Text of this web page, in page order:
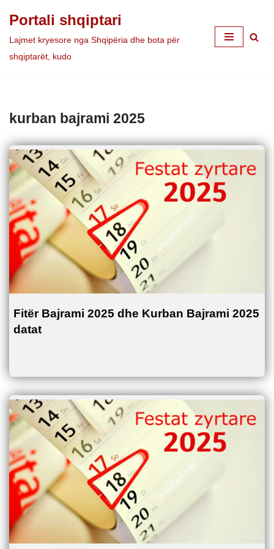
Skip
to
Portali shqiptari
Lajmet kryesore nga Shqipëria dhe bota për
shqiptarët, kudo
kurban bajrami 2025
Fitër Bajrami 2025 dhe Kurban Bajrami 2025
datat